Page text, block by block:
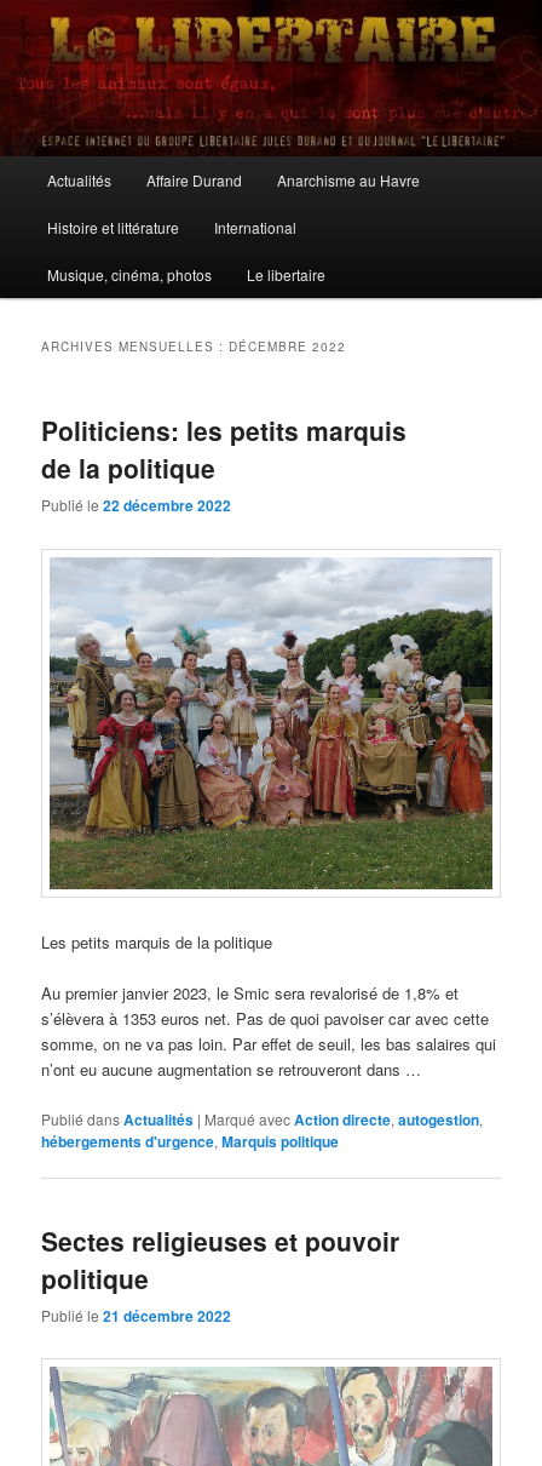
Aller
contenu
principal
Aller
contenu
secondaire
Le Libertaire
principal
Actualités Affaire Durand Anarchisme au Havre
Histoire et littérature International
Musique, cinéma, photos Le libertaire
ARCHIVES MENSUELLES : DÉCEMBRE 2022
Politiciens: les petits marquis
de la politique
Publié le22 décembre 2022
Les petits marquis de la politique
Au premier janvier 2023, le Smic sera revalorisé de 1,8% et
s’élèvera à 1353 euros net. Pas de quoi pavoiser car avec cette
somme, on ne va pas loin. Par effet de seuil, les bas salaires qui
n’ont eu aucune augmentation se retrouveront dans …
Publié dansActualités | Marqué avecAction directe,autogestion,
hébergements d'urgence,Marquis politique
Sectes religieuses et pouvoir
politique
Publié le21 décembre 2022